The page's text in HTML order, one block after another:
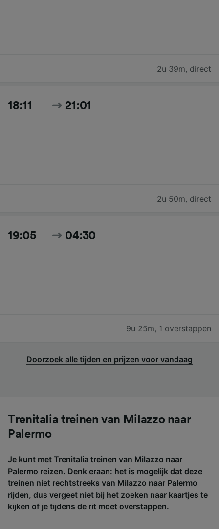
2u 39m, direct
18:11 21:01
2u 50m, direct
19:05 04:30
9u 25m, 1 overstappen
Doorzoek alle tijden en prijzen voor vandaag
Trenitalia treinen van Milazzo naar
Palermo
Je kunt met Trenitalia treinen van Milazzo naar
Palermo reizen. Denk eraan: het is mogelijk dat deze
treinen niet rechtstreeks van Milazzo naar Palermo
rijden, dus vergeet niet bij het zoeken naar kaartjes te
kijken of je tijdens de rit moet overstappen.